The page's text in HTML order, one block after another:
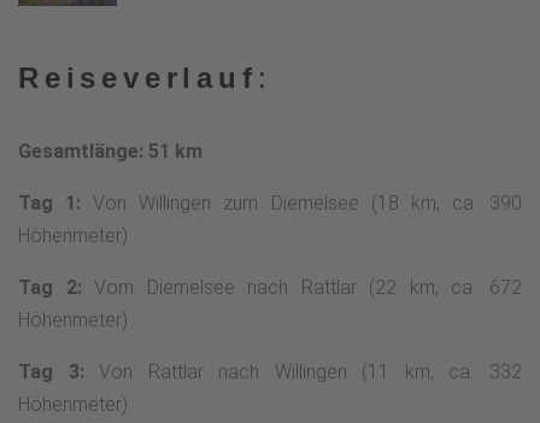
Reiseverlauf :
Gesamtlänge: 51 km
Tag 1: Von Willingen zum Diemelsee (18 km, ca. 390
Höhenmeter)
Tag 2: Vom Diemelsee nach Rattlar (22 km, ca. 672
Höhenmeter)
Tag 3: Von Rattlar nach Willingen (11 km, ca. 332
Höhenmeter)